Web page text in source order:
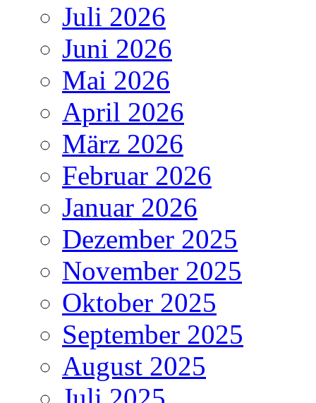
Juli 2026
Juni 2026
Mai 2026
April 2026
März 2026
Februar 2026
Januar 2026
Dezember 2025
November 2025
Oktober 2025
September 2025
August 2025